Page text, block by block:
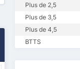
Plus de 2,5
Plus de 3,5
Plus de 4,5
BTTS